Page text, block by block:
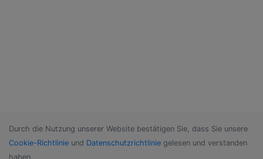
Durch die Nutzung unserer Website bestätigen Sie, dass Sie unsere
Cookie-Richtlinie und Datenschutzrichtlinie gelesen und verstanden
haben.